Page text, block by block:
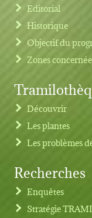
Footer menu
Editorial
Historique
Objectif du
Zones
Découvrir
Les plantes
Les problèmes
Recherches
Enquêtes
Stratégie